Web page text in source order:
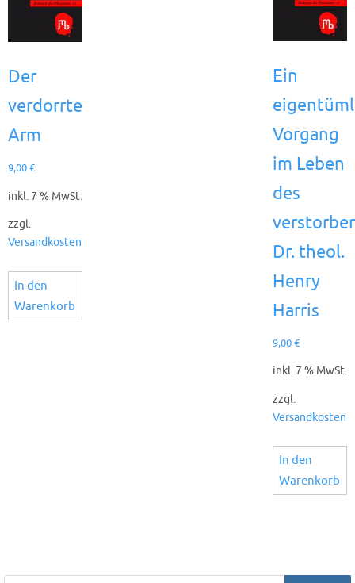
Der
verdorrte
Arm
9,00€
inkl. 7 % MwSt.
zzgl.
Versandkosten
In den
Warenkorb
Ein
Vorgang
im Leben
des
Dr. theol.
Henry
Harris
9,00€
inkl. 7 % MwSt.
zzgl.
Versandkosten
In den
Warenkorb
Products